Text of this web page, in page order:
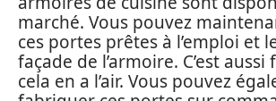
marché. Vous pouvez
ces portes prêtes à l’emploi et
façade de l’armoire. C’est aussi
cela en a l’air. Vous pouvez